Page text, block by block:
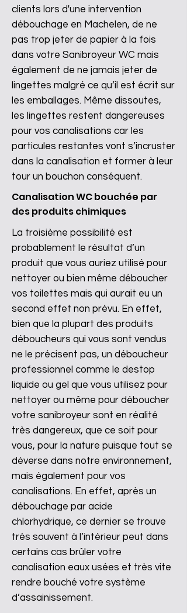
clients lors d'une intervention
débouchage en Machelen, de ne
pas trop jeter de papier à la fois
dans votre Sanibroyeur WC mais
également de ne jamais jeter de
lingettes malgré ce qu’il est écrit sur
les emballages. Même dissoutes,
les lingettes restent dangereuses
pour vos canalisations car les
particules restantes vont s’incruster
dans la canalisation et former à leur
tour un bouchon conséquent.
Canalisation WC bouchée par
des produits chimiques
La troisième possibilité est
probablement le résultat d’un
produit que vous auriez utilisé pour
nettoyer ou bien même déboucher
vos toilettes mais qui aurait eu un
second effet non prévu. En effet,
bien que la plupart des produits
déboucheurs qui vous sont vendus
ne le précisent pas, un déboucheur
professionnel comme le destop
liquide ou gel que vous utilisez pour
nettoyer ou même pour déboucher
votre sanibroyeur sont en réalité
très dangereux, que ce soit pour
vous, pour la nature puisque tout se
déverse dans notre environnement,
mais également pour vos
canalisations. En effet, après un
débouchage par acide
chlorhydrique, ce dernier se trouve
très souvent à l’intérieur peut dans
certains cas brûler votre
canalisation eaux usées et très vite
rendre bouché votre système
d’assainissement.